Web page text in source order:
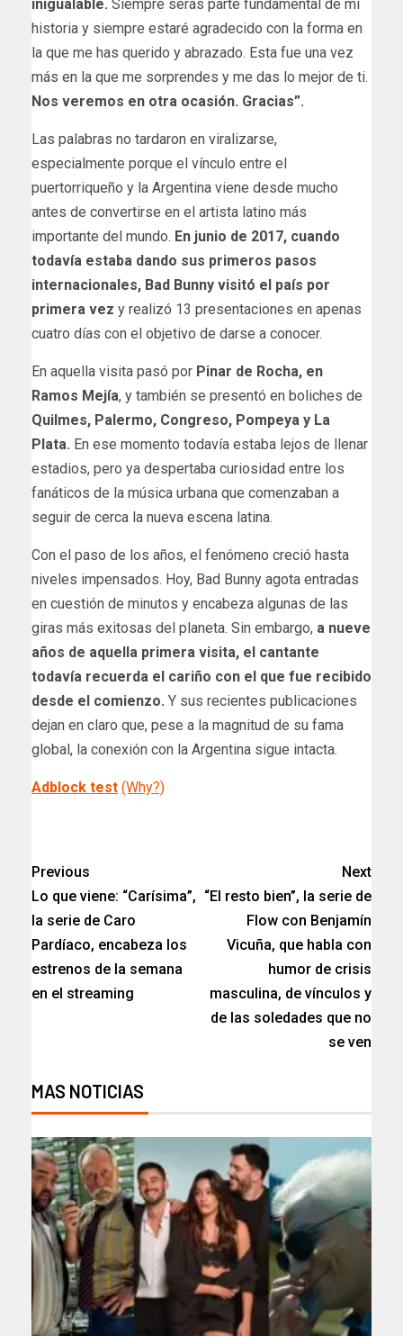
inigualable. Siempre serás parte fundamental de mi
historia y siempre estaré agradecido con la forma en
la que me has querido y abrazado. Esta fue una vez
más en la que me sorprendes y me das lo mejor de ti.
Nos veremos en otra ocasión. Gracias”.
Las palabras no tardaron en viralizarse,
especialmente porque el vínculo entre el
puertorriqueño y la Argentina viene desde mucho
antes de convertirse en el artista latino más
importante del mundo. En junio de 2017, cuando
todavía estaba dando sus primeros pasos
internacionales, Bad Bunny visitó el país por
primera vez y realizó 13 presentaciones en apenas
cuatro días con el objetivo de darse a conocer.
En aquella visita pasó por Pinar de Rocha, en
Ramos Mejía, y también se presentó en boliches de
Quilmes, Palermo, Congreso, Pompeya y La
Plata. En ese momento todavía estaba lejos de llenar
estadios, pero ya despertaba curiosidad entre los
fanáticos de la música urbana que comenzaban a
seguir de cerca la nueva escena latina.
Con el paso de los años, el fenómeno creció hasta
niveles impensados. Hoy, Bad Bunny agota entradas
en cuestión de minutos y encabeza algunas de las
giras más exitosas del planeta. Sin embargo, a nueve
años de aquella primera visita, el cantante
todavía recuerda el cariño con el que fue recibido
desde el comienzo. Y sus recientes publicaciones
dejan en claro que, pese a la magnitud de su fama
global, la conexión con la Argentina sigue intacta.
Adblock test (Why?)
Previous
Lo que viene: “Carísima”,
la serie de Caro
Pardíaco, encabeza los
estrenos de la semana
en el streaming
Next
“El resto bien”, la serie de
Flow con Benjamín
Vicuña, que habla con
humor de crisis
masculina, de vínculos y
de las soledades que no
se ven
MAS NOTICIAS